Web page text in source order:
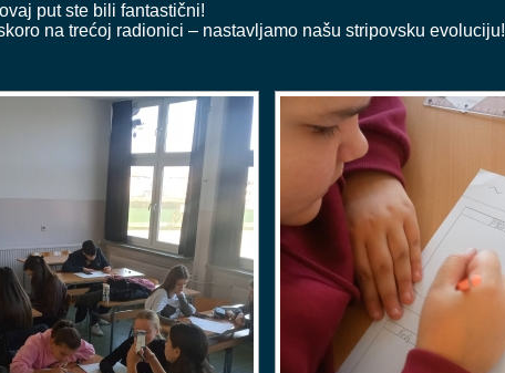
put ste bili fantastični!
na trećoj radionici – nastavljamo našu stripovsku evoluciju!